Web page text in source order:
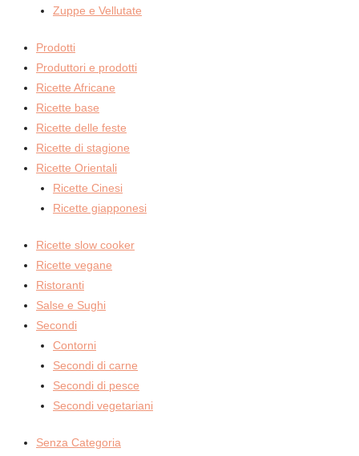
Zuppe e Vellutate
Prodotti
Produttori e prodotti
Ricette Africane
Ricette base
Ricette delle feste
Ricette di stagione
Ricette Orientali
Ricette Cinesi
Ricette giapponesi
Ricette slow cooker
Ricette vegane
Ristoranti
Salse e Sughi
Secondi
Contorni
Secondi di carne
Secondi di pesce
Secondi vegetariani
Senza Categoria